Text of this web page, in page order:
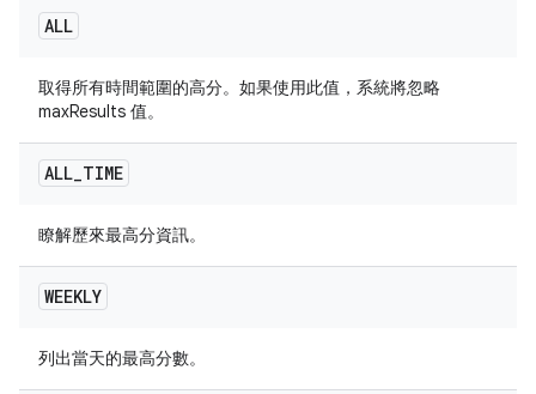
ALL
取得所有時間範圍的高分。如果使用此值，系統將忽略
maxResults 值。
ALL_TIME
瞭解歷來最高分資訊。
WEEKLY
列出當天的最高分數。